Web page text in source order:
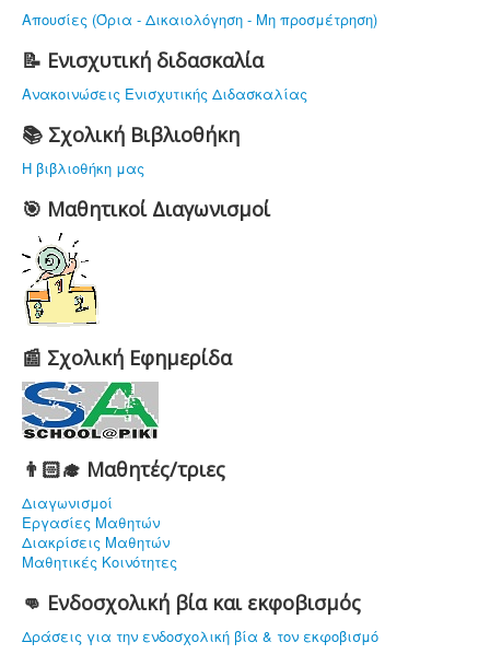
Απουσίες (Όρια - Δικαιολόγηση - Μη προσμέτρηση)
📝 Ενισχυτική διδασκαλία
Ανακοινώσεις Ενισχυτικής Διδασκαλίας
📚 Σχολική Βιβλιοθήκη
Η βιβλιοθήκη μας
🎯 Μαθητικοί Διαγωνισμοί
📰 Σχολική Εφημερίδα
👨🏻‍🎓 Μαθητές/τριες
Διαγωνισμοί
Εργασίες Μαθητών
Διακρίσεις Μαθητών
Μαθητικές Κοινότητες
👊 Ενδοσχολική βία και εκφοβισμός
Δράσεις για την ενδοσχολική βία & τον εκφοβισμό